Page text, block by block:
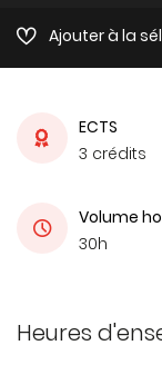
Ajouter à la
ECTS
3 crédits
Volume
30h
Heures